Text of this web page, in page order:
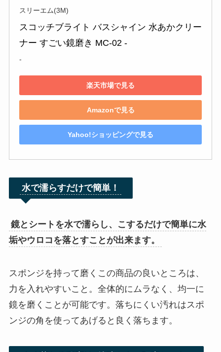
スリーエム(3M)
スコッチブライト バスシャイン 水あかクリー
ナー すごい鏡磨き MC-02 -
-
楽天市場で見る
Amazonで見る
Yahoo!ショッピングで見る
水で濡らすだけで簡単！
鏡とシートを水で濡らし、こするだけで簡単に水
垢やウロコを落とすことが出来ます。
スポンジを持って磨くこの商品の良いところは、
力を入れやすいこと。全体的にムラなく、均一に
鏡を磨くことが可能です。落ちにくい汚れはスポ
ンジの角を使ってあげると良く落ちます。